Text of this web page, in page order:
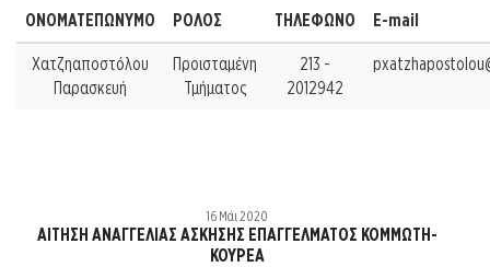
ΟΝΟΜΑΤΕΠΩΝΥΜΟ ΡΟΛΟΣ ΤΗΛΕΦΩΝΟ Ε-mail
Χατζηαποστόλου
Παρασκευή
Προισταμένη
Τμήματος
213 -
2012942
16 Μάι 2020
ΑΙΤΗΣΗ ΑΝΑΓΓΕΛΙΑΣ ΑΣΚΗΣΗΣ ΕΠΑΓΓΕΛΜΑΤΟΣ ΚΟΜΜΩΤΗ-
ΚΟΥΡΕΑ